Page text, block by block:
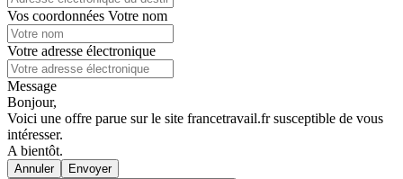
Vos coordonnées Votre nom
Votre adresse électronique
Message
Bonjour,
Voici une offre parue sur le site francetravail.fr susceptible de vous
intéresser.
A bientôt.
Annuler